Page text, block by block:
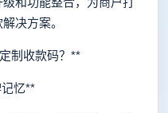
决方案。
制收款码？**
忆**